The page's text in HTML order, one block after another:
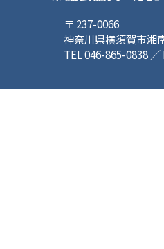
〒 237-0066
神奈川県横須賀市湘
TEL 046-865-0838